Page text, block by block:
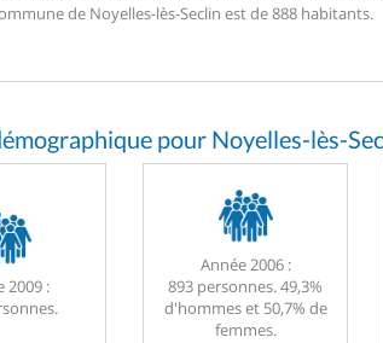
de Noyelles-lès-Seclin est de 888 habitants.
pour Noyelles-lès-
2009 :
Année 2006 :
893 personnes. 49,3%
d'hommes et 50,7% de
femmes.